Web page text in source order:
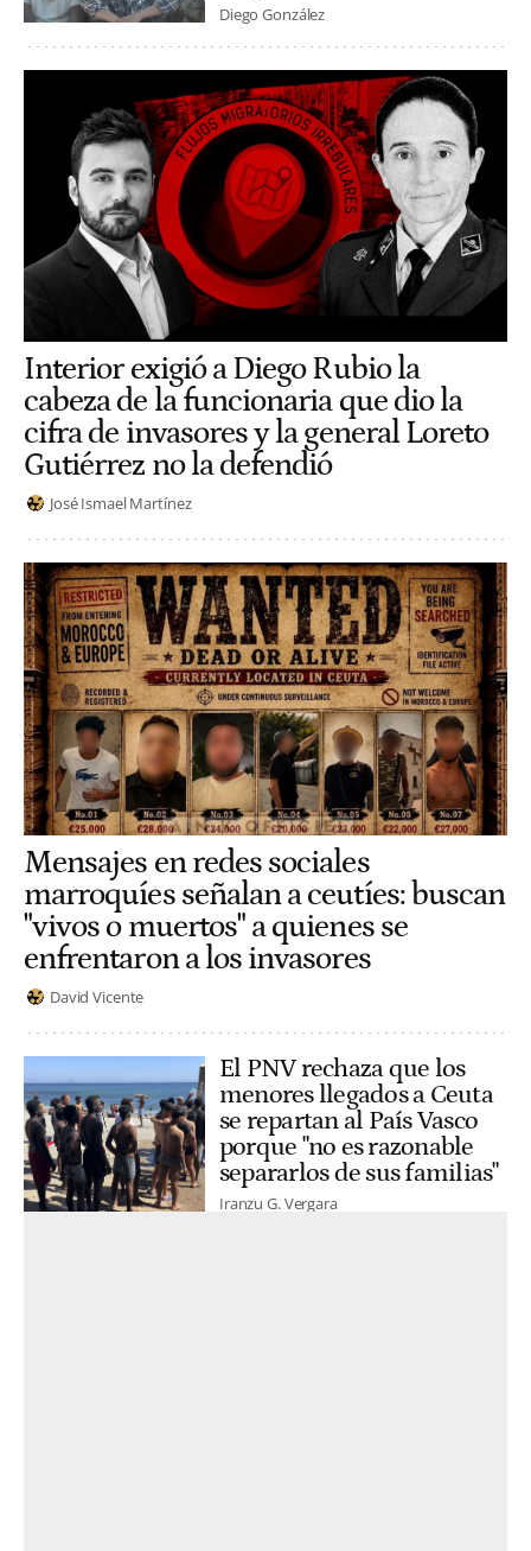
Diego González
Interior exigió a Diego Rubio la
cabeza de la funcionaria que dio la
cifra de invasores y la general Loreto
Gutiérrez no la defendió
José Ismael Martínez
Mensajes en redes sociales
marroquíes señalan a ceutíes: buscan
"vivos o muertos" a quienes se
enfrentaron a los invasores
David Vicente
El PNV rechaza que los
menores llegados a Ceuta
se repartan al País Vasco
porque "no es razonable
separarlos de sus familias"
Iranzu G. Vergara